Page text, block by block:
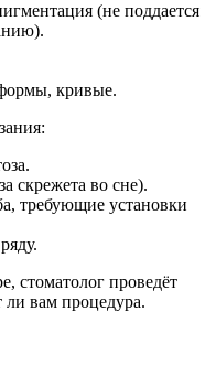
(не поддается
кривые.
скрежета во сне).
требующие установки
стоматолог проведёт
ли вам процедура.